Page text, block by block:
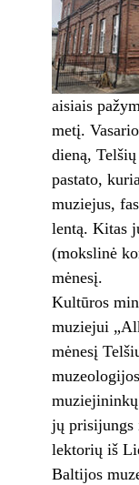
aisiais
metį.
dieną,
pastato,
muziejus,
lentą. Kitas
(mokslinė
mėnesį.
Kultūros
muziejui
mėnesį
jų prisijungs
lektorių iš
Baltijos